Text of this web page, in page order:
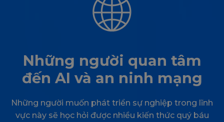
Những người quan tâm
đến AI và an ninh mạng
Những người muốn phát triển sự nghiệp trong lĩnh
vực này sẽ học hỏi được nhiều kiến thức quý báu